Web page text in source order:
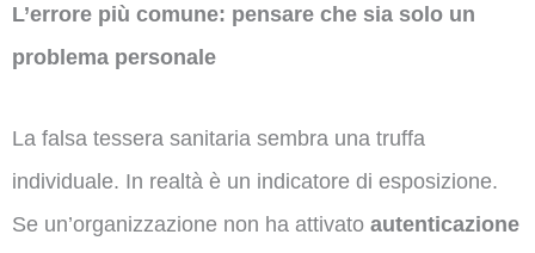
L’errore più comune: pensare che sia solo un
problema personale
La falsa tessera sanitaria sembra una truffa
individuale. In realtà è un indicatore di esposizione.
Se un’organizzazione non ha attivato autenticazione